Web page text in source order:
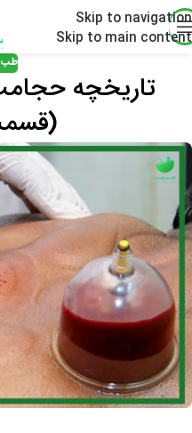
Skip to navigation
Skip to main content
طب
تاریخچه